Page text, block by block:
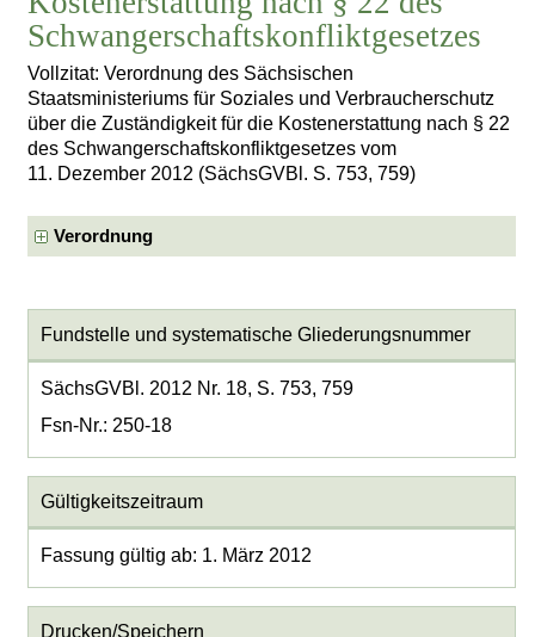
Schwangerschaftskonfliktgesetzes
Vollzitat: Verordnung des Sächsischen
Staatsministeriums für Soziales und Verbraucherschutz
über die Zuständigkeit für die Kostenerstattung nach § 22
des Schwangerschaftskonfliktgesetzes vom
11. Dezember 2012 (SächsGVBl. S. 753, 759)
Verordnung
Fundstelle und systematische Gliederungsnummer
SächsGVBl. 2012 Nr. 18, S. 753, 759
Fsn-Nr.: 250-18
Gültigkeitszeitraum
Fassung gültig ab: 1. März 2012
Drucken/Speichern